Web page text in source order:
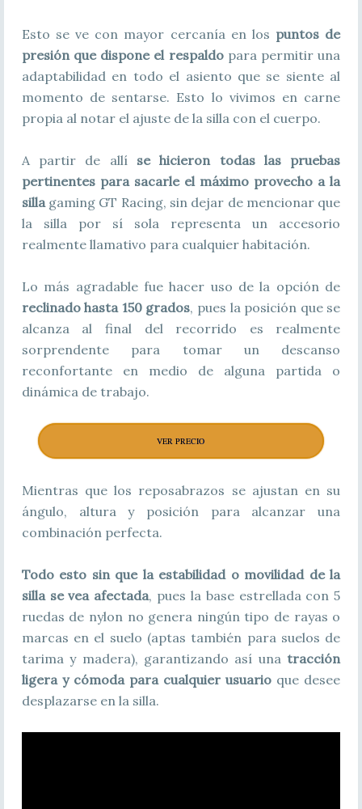
Esto se ve con mayor cercanía en los puntos de
presión que dispone el respaldopara permitir una
adaptabilidad en todo el asiento que se siente al
momento de sentarse. Esto lo vivimos en carne
propia al notar el ajuste de la silla con el cuerpo.
A partir de allí se hicieron todas las pruebas
pertinentes para sacarle el máximo provecho a la
sillagaming GT Racing, sin dejar de mencionar que
la silla por sí sola representa un accesorio
realmente llamativo para cualquier habitación.
Lo más agradable fue hacer uso de la opción de
reclinado hasta 150 grados, pues la posición que se
alcanza al final del recorrido es realmente
sorprendente para tomar un descanso
reconfortante en medio de alguna partida o
dinámica de trabajo.
VER PRECIO
Mientras que los reposabrazos se ajustan en su
ángulo, altura y posición para alcanzar una
combinación perfecta.
Todo esto sin que la estabilidad o movilidad de la
silla se vea afectada, pues la base estrellada con 5
ruedas de nylon no genera ningún tipo de rayas o
marcas en el suelo (aptas también para suelos de
tarima y madera), garantizando así una tracción
ligera y cómoda para cualquier usuario que desee
desplazarse en la silla.